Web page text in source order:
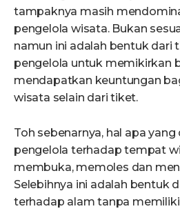
tampaknya masih
pengelola wisata. Bukan
namun ini adalah bentuk dari
pengelola untuk memikirkan
mendapatkan keuntungan
wisata selain dari tiket.
Toh sebenarnya, hal apa
pengelola terhadap tempat
membuka, memoles dan
Selebihnya ini adalah bentuk
terhadap alam tanpa